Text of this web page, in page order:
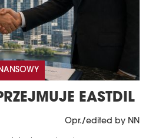
EASTDIL
Opr./edited by NN